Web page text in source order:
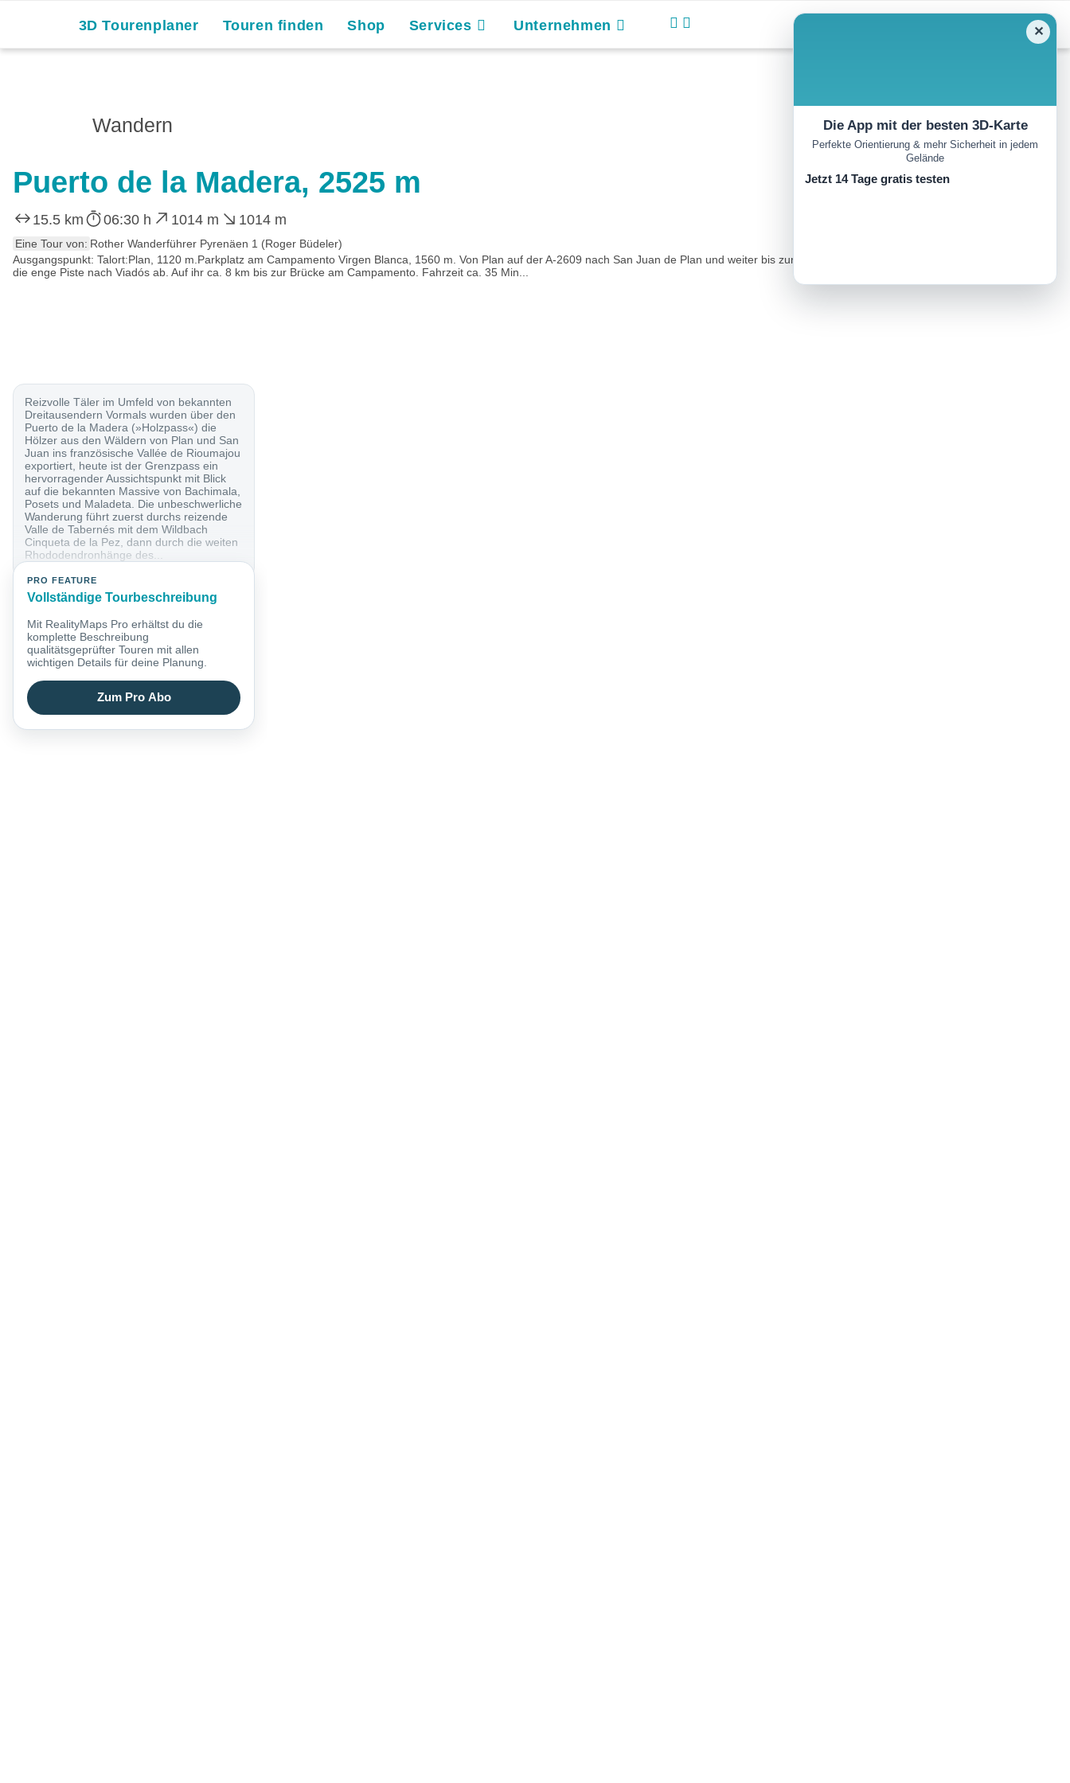
3D Tourenplaner Touren finden Shop Services Unternehmen
Wandern
Puerto de la Madera, 2525 m
15.5 km 06:30 h 1014 m 1014 m
Eine Tour von: Rother Wanderführer Pyrenäen 1 (Roger Büdeler)
Ausgangspunkt: Talort:Plan, 1120 m.Parkplatz am Campamento Virgen Blanca, 1560 m. Von Plan auf der A-2609 nach San Juan de Plan und weiter bis zur scharfen Linkskurve nach Gistaín. In dieser zweigt
die enge Piste nach Viadós ab. Auf ihr ca. 8 km bis zur Brücke am Campamento. Fahrzeit ca. 35 Min...
Reizvolle Täler im Umfeld von bekannten
Dreitausendern Vormals wurden über den
Puerto de la Madera (»Holzpass«) die
Hölzer aus den Wäldern von Plan und San
Juan ins französische Vallée de Rioumajou
exportiert, heute ist der Grenzpass ein
hervorragender Aussichtspunkt mit Blick
auf die bekannten Massive von Bachimala,
Posets und Maladeta. Die unbeschwerliche
Wanderung führt zuerst durchs reizende
Valle de Tabernés mit dem Wildbach
Cinqueta de la Pez, dann durch die weiten
Rhododendronhänge des...
PRO FEATURE
Vollständige Tourbeschreibung
Mit RealityMaps Pro erhältst du die
komplette Beschreibung
qualitätsgeprüfter Touren mit allen
wichtigen Details für deine Planung.
Zum Pro Abo
✕
Die App mit der besten 3D-Karte
Perfekte Orientierung & mehr Sicherheit in jedem
Gelände
Jetzt 14 Tage gratis testen